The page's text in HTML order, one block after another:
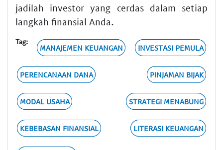
jadilah investor yang cerdas dalam setiap
langkah finansial Anda.
Tag:
MANAJEMEN KEUANGAN INVESTASI PEMULA
PERENCANAAN DANA PINJAMAN BIJAK
MODAL USAHA STRATEGI MENABUNG
KEBEBASAN FINANSIAL LITERASI KEUANGAN